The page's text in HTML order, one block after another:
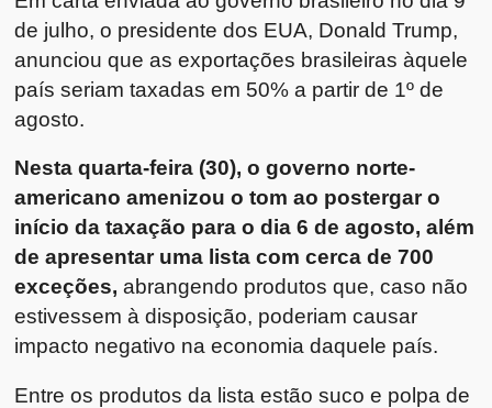
de julho, o presidente dos EUA, Donald Trump,
anunciou que as exportações brasileiras àquele
país seriam taxadas em 50% a partir de 1º de
agosto.
Nesta quarta-feira (30), o governo norte-
americano amenizou o tom ao postergar o
início da taxação para o dia 6 de agosto, além
de apresentar uma lista com cerca de 700
exceções,abrangendo produtos que, caso não
estivessem à disposição, poderiam causar
impacto negativo na economia daquele país.
Entre os produtos da lista estão suco e polpa de